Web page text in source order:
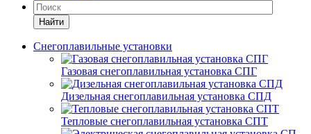
Найти
Снегоплавильные установки
Газовая снегоплавильная установка СПГ
Дизельная снегоплавильная установка СПД
Тепловые снегоплавильная установка СПТ